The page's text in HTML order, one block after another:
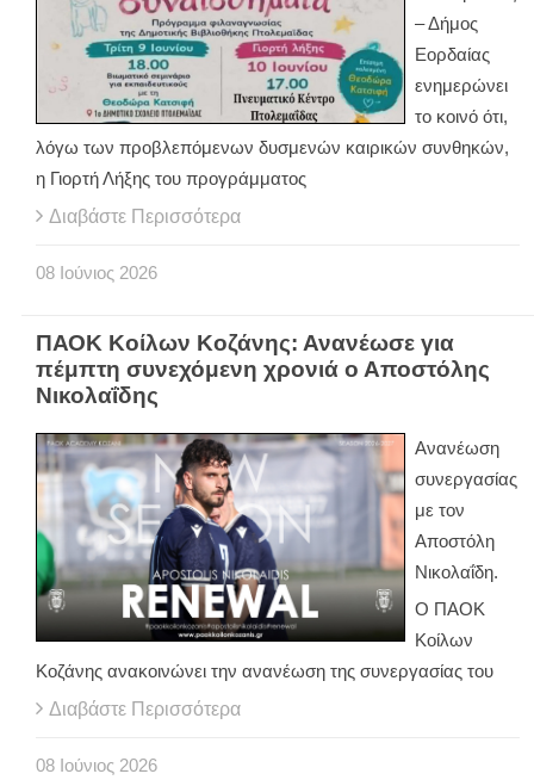
– Δήμος
Εορδαίας
ενημερώνει
το κοινό ότι,
λόγω των προβλεπόμενων δυσμενών καιρικών συνθηκών,
η Γιορτή Λήξης του προγράμματος
Διαβάστε Περισσότερα
08 Ιούνιος 2026
ΠΑΟΚ Κοίλων Κοζάνης: Ανανέωσε για
πέμπτη συνεχόμενη χρονιά ο Αποστόλης
Νικολαΐδης
Ανανέωση
συνεργασίας
με τον
Αποστόλη
Νικολαΐδη.
Ο ΠΑΟΚ
Κοίλων
Κοζάνης ανακοινώνει την ανανέωση της συνεργασίας του
Διαβάστε Περισσότερα
08 Ιούνιος 2026